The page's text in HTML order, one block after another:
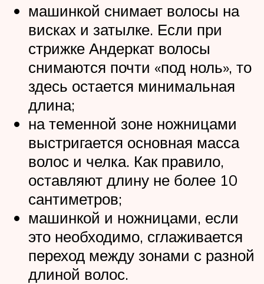
машинкой снимает волосы на
висках и затылке. Если при
стрижке Андеркат волосы
снимаются почти «под ноль», то
здесь остается минимальная
длина;
на теменной зоне ножницами
выстригается основная масса
волос и челка. Как правило,
оставляют длину не более 10
сантиметров;
машинкой и ножницами, если
это необходимо, сглаживается
переход между зонами с разной
длиной волос.